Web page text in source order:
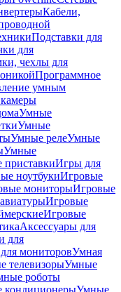
Кабели,
Подставки для
для
чехлы для
Программное
умным
Умные
Умные
Умные релеУмные
Умные
Игры для
ноутбукиИгровые
мониторыИгровые
Игровые
Игровые
Аксессуары для
для
мониторовУмная
телевизорыУмные
роботы
кондиционерыУмные